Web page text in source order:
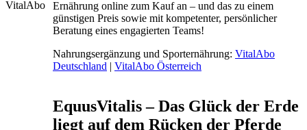
Ernährung online zum Kauf an – und das zu einem
günstigen Preis sowie mit kompetenter, persönlicher
Beratung eines engagierten Teams!
Nahrungsergänzung und Sporternährung: VitalAbo
Deutschland | VitalAbo Österreich
EquusVitalis – Das Glück der Erde
liegt auf dem Rücken der Pferde